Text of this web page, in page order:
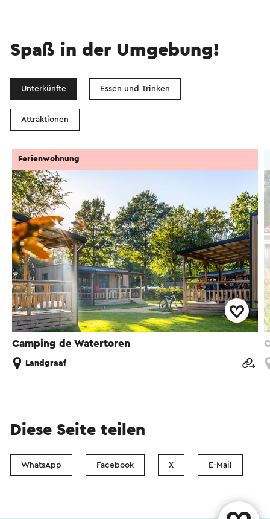
Spaß in der Umgebung!
Unterkünfte Essen und Trinken
Attraktionen
Camping de Watertoren
Ferienwohnung
Landgraaf
Diese Seite teilen
WhatsApp Facebook X E-Mail